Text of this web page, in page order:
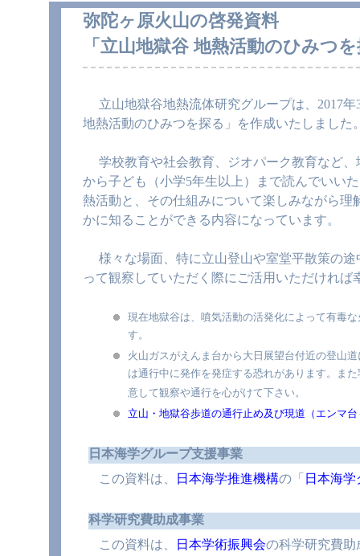
弥陀ヶ原火山の啓発資料
「立山地獄谷 地熱活動のひみつ
立山地獄谷地熱流体研究グループは、2017
地熱活動のひみつを探る」を作成いたしました
学校教育や社会教育、ジオパーク教育など、
から子ども（小学5年生以上）まで読んでいい
熱活動と、その仕組みについて楽しみながら
かに知ることができる内容になっています。
様々な場面、特に立山登山や室堂平散策の途
って観察していただく際にご活用いただければ
現在地獄谷は、噴気活動の活発化によって有毒
す。
火山ガスがえんま台から大日展望台付近の登山
は通行中に発作を発症する恐れがあります。ま
意して観察や通行を心がけて下さい。
立山・地獄谷歩道の通行止め及び現道（エンマ
日本海学グループ支援事業
この資料は、
日本海学推進機構の「 日本海
科学研究費助成事業
この資料は、
日本学術振興会の科学研究費助